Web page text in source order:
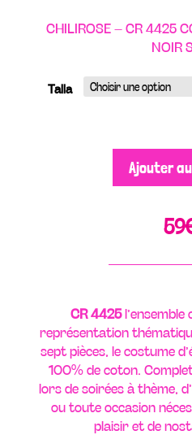
CHILIROSE – CR 4425
NOIR
Talla
Ajouter
59
CR 4425
représentation
sept pièces, le costume
100% de coton.
lors de soirées à thème,
ou toute occasion
plaisir et de